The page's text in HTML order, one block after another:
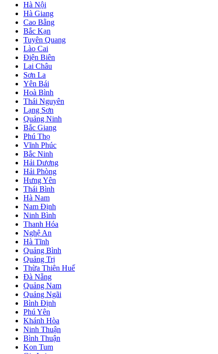
Hà Nội
Hà Giang
Cao Bằng
Bắc Kạn
Tuyên Quang
Lào Cai
Điện Biên
Lai Châu
Sơn La
Yên Bái
Hoà Bình
Thái Nguyên
Lạng Sơn
Quảng Ninh
Bắc Giang
Phú Thọ
Vĩnh Phúc
Bắc Ninh
Hải Dương
Hải Phòng
Hưng Yên
Thái Bình
Hà Nam
Nam Định
Ninh Bình
Thanh Hóa
Nghệ An
Hà Tĩnh
Quảng Bình
Quảng Trị
Thừa Thiên Huế
Đà Nẵng
Quảng Nam
Quảng Ngãi
Bình Định
Phú Yên
Khánh Hòa
Ninh Thuận
Bình Thuận
Kon Tum